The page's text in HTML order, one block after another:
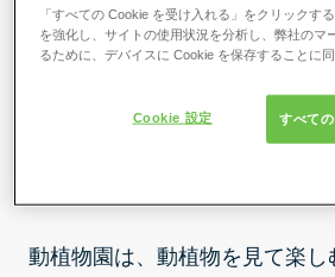
動植物園は、動植物を見て楽し
「すべての Cookie を受け入れる」をクリックす
を強化し、サイトの使用状況を分析し、弊社のマ
るために、デバイスに Cookie を保存することに
すべて
Cookie 設定